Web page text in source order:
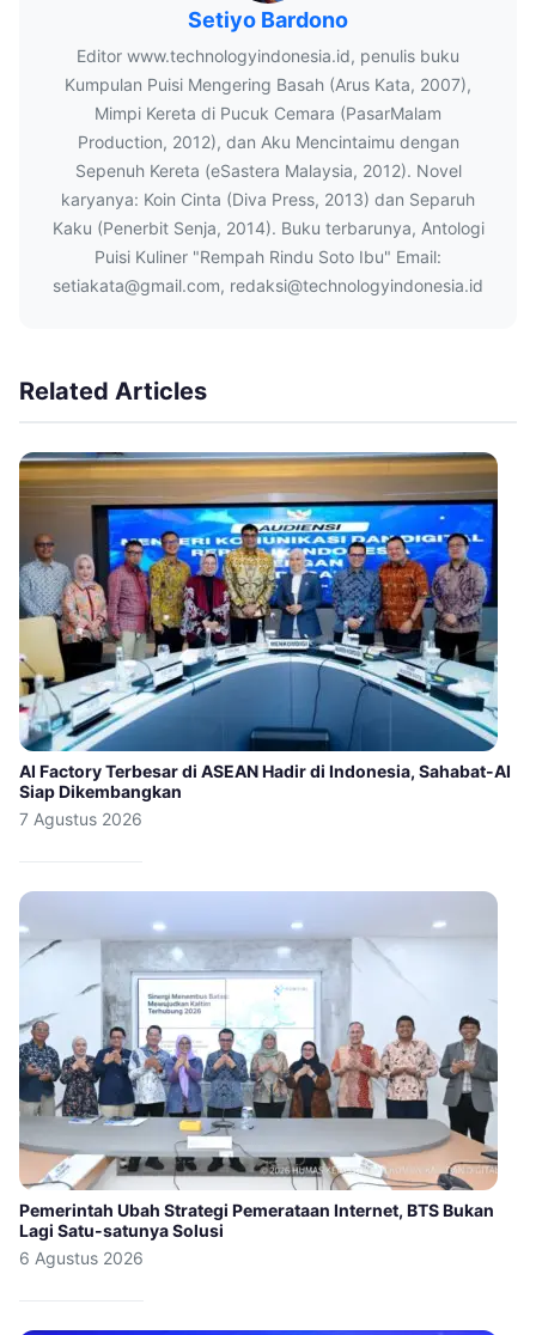
Setiyo Bardono
Editor www.technologyindonesia.id, penulis buku
Kumpulan Puisi Mengering Basah (Arus Kata, 2007),
Mimpi Kereta di Pucuk Cemara (PasarMalam
Production, 2012), dan Aku Mencintaimu dengan
Sepenuh Kereta (eSastera Malaysia, 2012). Novel
karyanya: Koin Cinta (Diva Press, 2013) dan Separuh
Kaku (Penerbit Senja, 2014). Buku terbarunya, Antologi
Puisi Kuliner "Rempah Rindu Soto Ibu" Email:
setiakata@gmail.com, redaksi@technologyindonesia.id
Related Articles
AI Factory Terbesar di ASEAN Hadir di Indonesia, Sahabat-AI
Siap Dikembangkan
7 Agustus 2026
Pemerintah Ubah Strategi Pemerataan Internet, BTS Bukan
Lagi Satu-satunya Solusi
6 Agustus 2026